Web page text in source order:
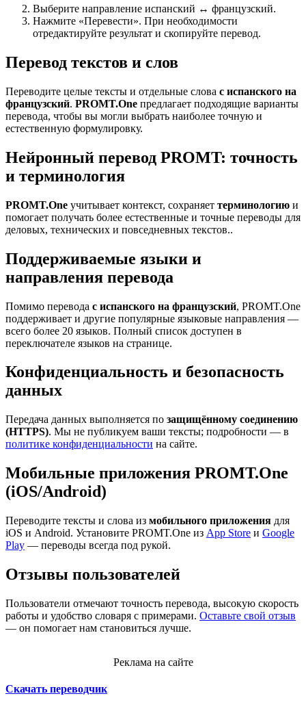
Выберите направление испанский ↔ французский.
Нажмите «Перевести». При необходимости
отредактируйте результат и скопируйте перевод.
Перевод текстов и слов
Переводите целые тексты и отдельные слова с испанского на
французский. PROMT.One предлагает подходящие варианты
перевода, чтобы вы могли выбрать наиболее точную и
естественную формулировку.
Нейронный перевод PROMT: точность
и терминология
PROMT.One учитывает контекст, сохраняет терминологию и
помогает получать более естественные и точные переводы для
деловых, технических и повседневных текстов..
Поддерживаемые языки и
направления перевода
Помимо перевода с испанского на французский, PROMT.One
поддерживает и другие популярные языковые направления —
всего более 20 языков. Полный список доступен в
переключателе языков на странице.
Конфиденциальность и безопасность
данных
Передача данных выполняется по защищённому соединению
(HTTPS). Мы не публикуем ваши тексты; подробности — в
политике конфиденциальности на сайте.
Мобильные приложения PROMT.One
(iOS/Android)
Переводите тексты и слова из мобильного приложения для
iOS и Android. Установите PROMT.One из App Store и Google
Play — переводы всегда под рукой.
Отзывы пользователей
Пользователи отмечают точность перевода, высокую скорость
работы и удобство словаря с примерами. Оставьте свой отзыв
— он помогает нам становиться лучше.
Реклама на сайте
Скачать переводчик